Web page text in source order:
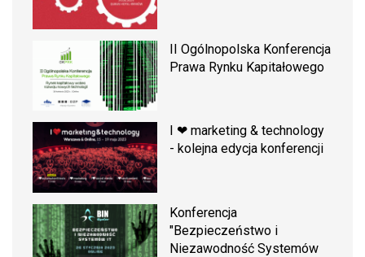
II Ogólnopolska Konferencja
Prawa Rynku Kapitałowego
I ❤ marketing & technology
- kolejna edycja konferencji
Konferencja
"Bezpieczeństwo i
Niezawodność Systemów